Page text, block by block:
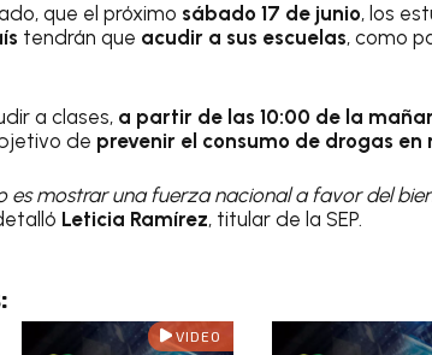
que el próximo sábado 17 de junio, los
tendrán que acudir a sus escuelas, como
a clases, a partir de las 10:00 de la
de prevenir el consumo de drogas en
es mostrar una fuerza nacional a favor del
Leticia Ramírez, titular de la SEP.
VIDEO